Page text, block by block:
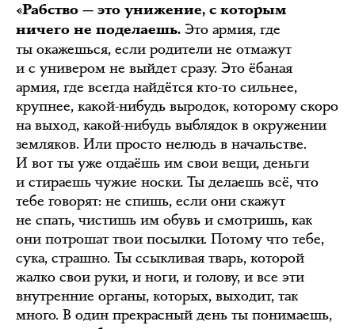
«Рабство — это унижение, с которым
ничего не поделаешь. Это армия, где
ты окажешься, если родители не отмажут
и с универом не выйдет сразу. Это ёбаная
армия, где всегда найдётся кто-то сильнее,
крупнее, какой-нибудь выродок, которому скоро
на выход, какой-нибудь выблядок в окружении
земляков. Или просто нелюдь в начальстве.
И вот ты уже отдаёшь им свои вещи, деньги
и стираешь чужие носки. Ты делаешь всё, что
тебе говорят: не спишь, если они скажут
не спать, чистишь им обувь и смотришь, как
они потрошат твои посылки. Потому что тебе,
сука, страшно. Ты ссыкливая тварь, которой
жалко свои руки, и ноги, и голову, и все эти
внутренние органы, которых, выходит, так
много. В один прекрасный день ты понимаешь,